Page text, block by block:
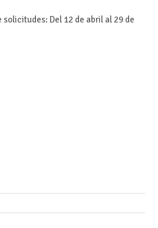
solicitudes: Del 12 de abril al 29 de